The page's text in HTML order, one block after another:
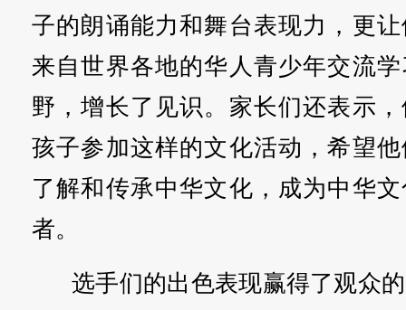
子的朗诵能力和舞台表现力，更
来自世界各地的华人青少年交流
野，增长了见识。家长们还表示
孩子参加这样的文化活动，希望
了解和传承中华文化，成为中华
者。
选手们的出色表现赢得了观众